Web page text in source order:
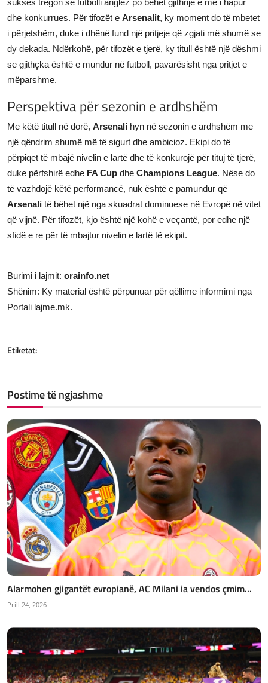
dhe konkurrues. Për tifozët e Arsenalit, ky moment do të mbetet
i përjetshëm, duke i dhënë fund një pritjeje që zgjati më shumë se
dy dekada. Ndërkohë, për tifozët e tjerë, ky titull është një dëshmi
se gjithçka është e mundur në futboll, pavarësisht nga pritjet e
mëparshme.
Perspektiva për sezonin e ardhshëm
Me këtë titull në dorë, Arsenali hyn në sezonin e ardhshëm me
një qëndrim shumë më të sigurt dhe ambicioz. Ekipi do të
përpiqet të mbajë nivelin e lartë dhe të konkurojë për tituj të tjerë,
duke përfshirë edhe FA Cup dhe Champions League. Nëse do
të vazhdojë këtë performancë, nuk është e pamundur që
Arsenali të bëhet një nga skuadrat dominuese në Evropë në vitet
që vijnë. Për tifozët, kjo është një kohë e veçantë, por edhe një
sfidë e re për të mbajtur nivelin e lartë të ekipit.
Burimi i lajmit: orainfo.net
Shënim: Ky material është përpunuar për qëllime informimi nga
Portali lajme.mk.
Etiketat:
Postime të ngjashme
Alarmohen gjigantët evropianë, AC Milani ia vendos çmim...
Prill 24, 2026